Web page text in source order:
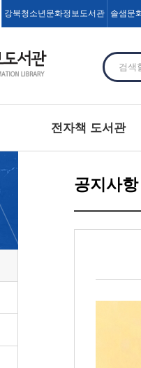
강북청소년문화정보도서관 솔샘문
전자책 도서관
공지사항